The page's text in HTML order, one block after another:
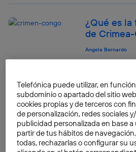
¿Qué es la
de
Angela Bernardo
por qué
Cataluña?
Angela Bernardo
Telefónica puede utilizar, en
subdominio o apartado del sitio
cookies propias y de terceros con
de personalización, redes sociales
publicidad personalizada en base a
partir de tus hábitos de
todas, rechazarlas o configurar su